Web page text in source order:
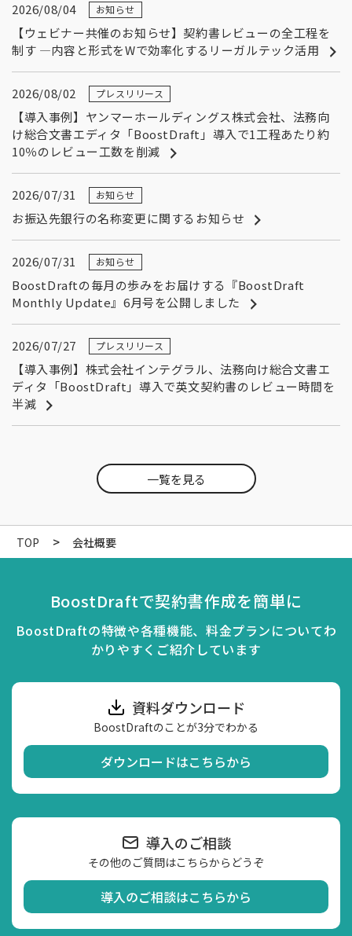
2026/08/04 お知らせ
【ウェビナー共催のお知らせ】契約書レビューの全工程を
制す ―内容と形式をWで効率化するリーガルテック活用
2026/08/02 プレスリリース
【導入事例】ヤンマーホールディングス株式会社、法務向
け総合文書エディタ「BoostDraft」導入で1工程あたり約
10％のレビュー工数を削減
2026/07/31 お知らせ
お振込先銀行の名称変更に関するお知らせ
2026/07/31 お知らせ
BoostDraftの毎月の歩みをお届けする『BoostDraft
Monthly Update』6月号を公開しました
2026/07/27 プレスリリース
【導入事例】株式会社インテグラル、法務向け総合文書エ
ディタ「BoostDraft」導入で英文契約書のレビュー時間を
半減
一覧を見る
TOP > 会社概要
BoostDraftで契約書作成を簡単に
BoostDraftの特徴や各種機能、料金プランについてわ
かりやすくご紹介しています
資料ダウンロード
BoostDraftのことが3分でわかる
ダウンロードはこちらから
導入のご相談
その他のご質問はこちらからどうぞ
導入のご相談はこちらから